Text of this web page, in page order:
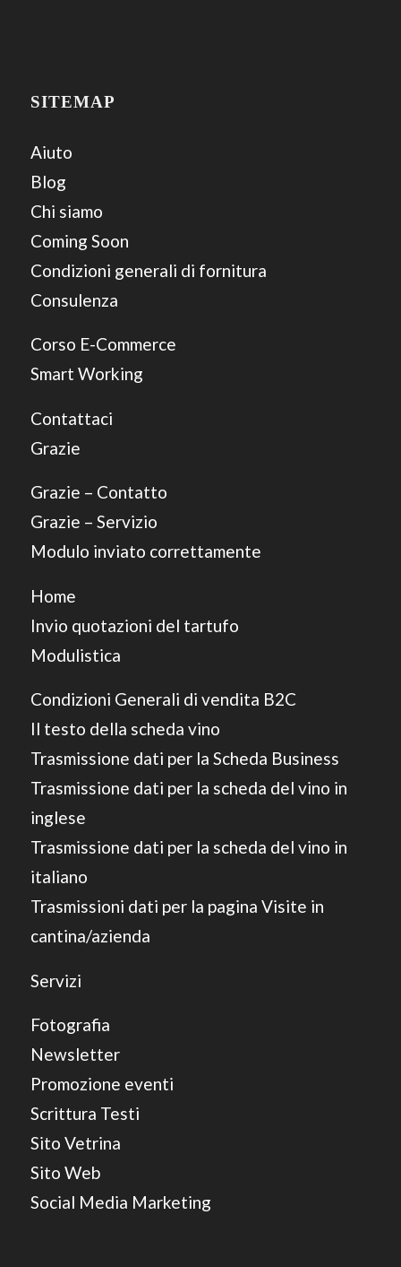
SITEMAP
Aiuto
Blog
Chi siamo
Coming Soon
Condizioni generali di fornitura
Consulenza
Corso E-Commerce
Smart Working
Contattaci
Grazie
Grazie – Contatto
Grazie – Servizio
Modulo inviato correttamente
Home
Invio quotazioni del tartufo
Modulistica
Condizioni Generali di vendita B2C
Il testo della scheda vino
Trasmissione dati per la Scheda Business
Trasmissione dati per la scheda del vino in
inglese
Trasmissione dati per la scheda del vino in
italiano
Trasmissioni dati per la pagina Visite in
cantina/azienda
Servizi
Fotografia
Newsletter
Promozione eventi
Scrittura Testi
Sito Vetrina
Sito Web
Social Media Marketing